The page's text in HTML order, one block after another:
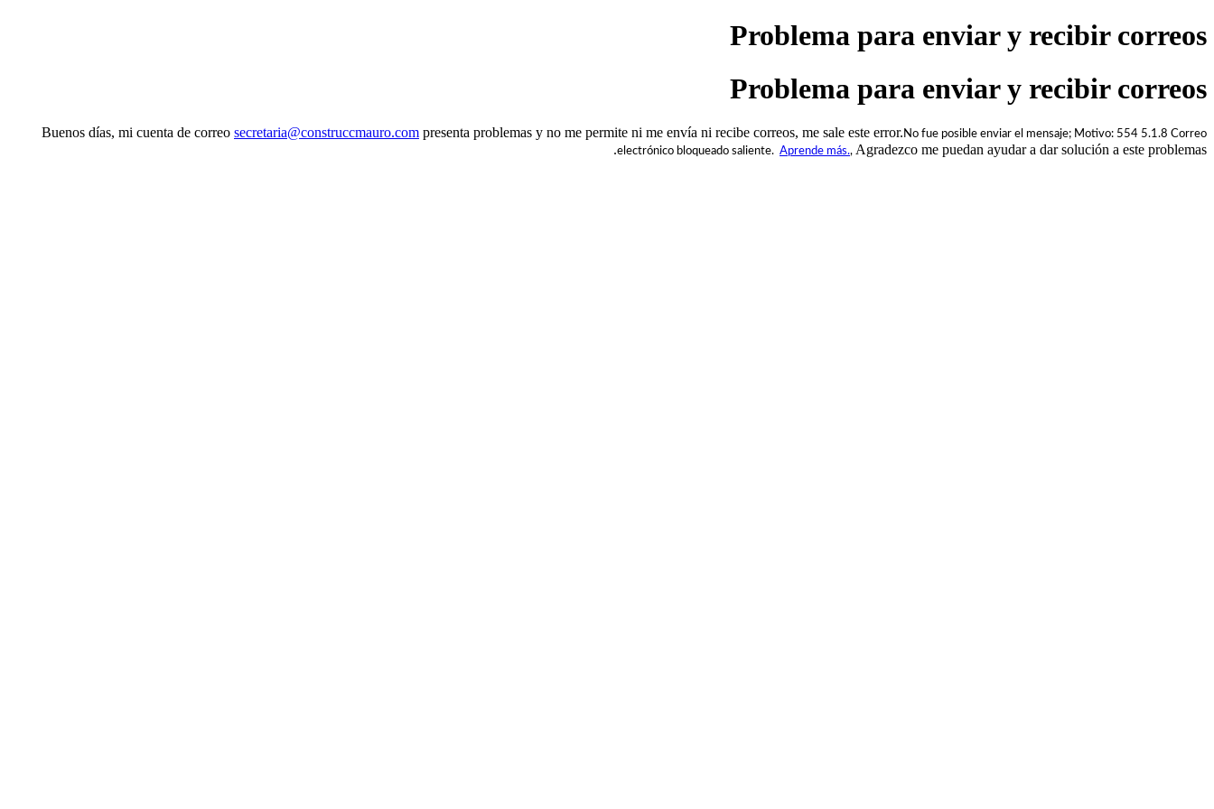
Problema para enviar y recibir correos
Problema para enviar y recibir correos
Buenos días, mi cuenta de correo secretaria@construccmauro.com presenta problemas y no me permite ni me envía ni recibe correos, me sale este error. No fue posible enviar el mensaje; Motivo: 554 5.1.8 Correo
electrónico bloqueado saliente. Aprende más., Agradezco me puedan ayudar a dar solución a este problemas.